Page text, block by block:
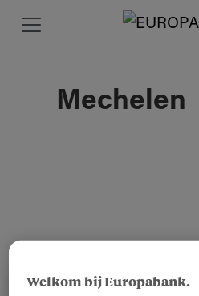
Mechelen
Home Onze kantoren
Welkom bij Europabank.